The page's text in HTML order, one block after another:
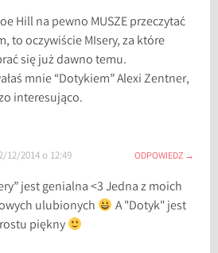
Hill na pewno MUSZE przeczytać
to oczywiście MIsery, za które
się już dawno temu.
mnie “Dotykiem” Alexi Zentner,
interesująco.
12/2014 o 12:49 ODPOWIEDZ
jest genialna <3 Jedna z moich
ulubionych
A "Dotyk" jest
piękny